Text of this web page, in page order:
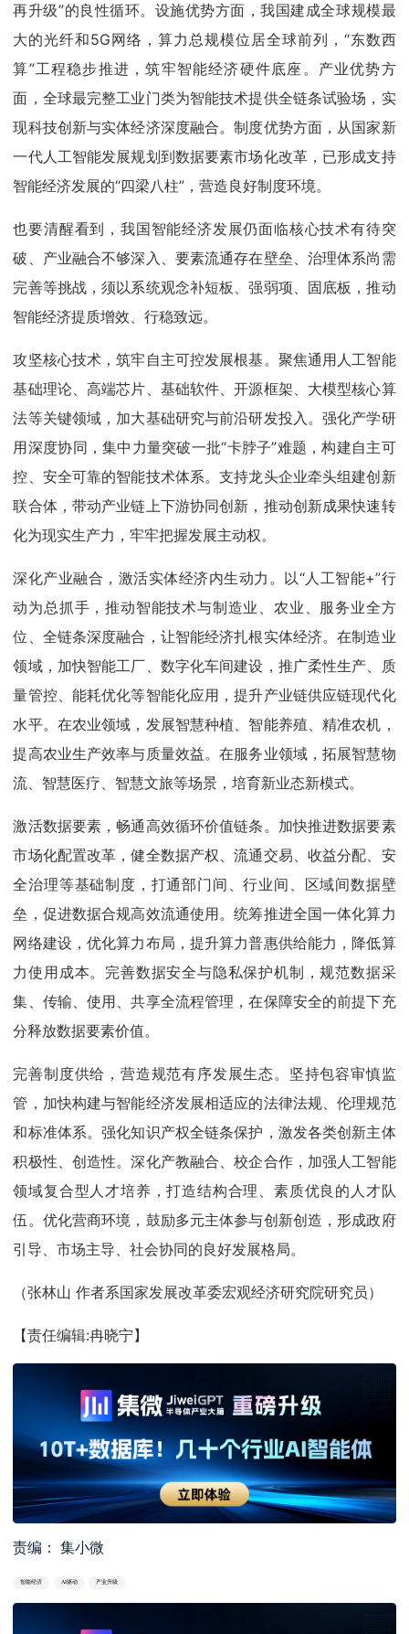
再升级”的良性循环。设施优势方面，我国建成全球规模最
大的光纤和5G网络，算力总规模位居全球前列，“东数西
算”工程稳步推进，筑牢智能经济硬件底座。产业优势方
面，全球最完整工业门类为智能技术提供全链条试验场，实
现科技创新与实体经济深度融合。制度优势方面，从国家新
一代人工智能发展规划到数据要素市场化改革，已形成支持
智能经济发展的“四梁八柱”，营造良好制度环境。
也要清醒看到，我国智能经济发展仍面临核心技术有待突
破、产业融合不够深入、要素流通存在壁垒、治理体系尚需
完善等挑战，须以系统观念补短板、强弱项、固底板，推动
智能经济提质增效、行稳致远。
攻坚核心技术，筑牢自主可控发展根基。聚焦通用人工智能
基础理论、高端芯片、基础软件、开源框架、大模型核心算
法等关键领域，加大基础研究与前沿研发投入。强化产学研
用深度协同，集中力量突破一批“卡脖子”难题，构建自主可
控、安全可靠的智能技术体系。支持龙头企业牵头组建创新
联合体，带动产业链上下游协同创新，推动创新成果快速转
化为现实生产力，牢牢把握发展主动权。
深化产业融合，激活实体经济内生动力。以“人工智能+”行
动为总抓手，推动智能技术与制造业、农业、服务业全方
位、全链条深度融合，让智能经济扎根实体经济。在制造业
领域，加快智能工厂、数字化车间建设，推广柔性生产、质
量管控、能耗优化等智能化应用，提升产业链供应链现代化
水平。在农业领域，发展智慧种植、智能养殖、精准农机，
提高农业生产效率与质量效益。在服务业领域，拓展智慧物
流、智慧医疗、智慧文旅等场景，培育新业态新模式。
激活数据要素，畅通高效循环价值链条。加快推进数据要素
市场化配置改革，健全数据产权、流通交易、收益分配、安
全治理等基础制度，打通部门间、行业间、区域间数据壁
垒，促进数据合规高效流通使用。统筹推进全国一体化算力
网络建设，优化算力布局，提升算力普惠供给能力，降低算
力使用成本。完善数据安全与隐私保护机制，规范数据采
集、传输、使用、共享全流程管理，在保障安全的前提下充
分释放数据要素价值。
完善制度供给，营造规范有序发展生态。坚持包容审慎监
管，加快构建与智能经济发展相适应的法律法规、伦理规范
和标准体系。强化知识产权全链条保护，激发各类创新主体
积极性、创造性。深化产教融合、校企合作，加强人工智能
领域复合型人才培养，打造结构合理、素质优良的人才队
伍。优化营商环境，鼓励多元主体参与创新创造，形成政府
引导、市场主导、社会协同的良好发展格局。
（张林山 作者系国家发展改革委宏观经济研究院研究员）
【责任编辑:冉晓宁】
责编： 集小微
智能经济 AI驱动 产业升级